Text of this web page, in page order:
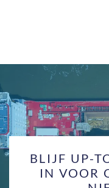
BLIJF UP-
IN VOOR